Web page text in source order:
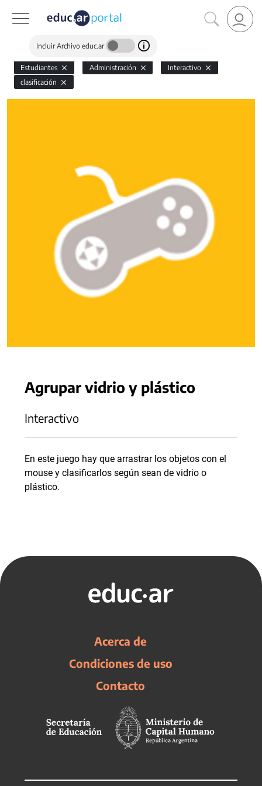
Incluir Archivo educ.ar
Estudiantes Administración
Interactivo
clasificación
Agrupar vidrio y plástico
Interactivo
En este juego hay que arrastrar los objetos con el
mouse y clasificarlos según sean de vidrio o
plástico.
Acerca de
Condiciones de uso
Contacto